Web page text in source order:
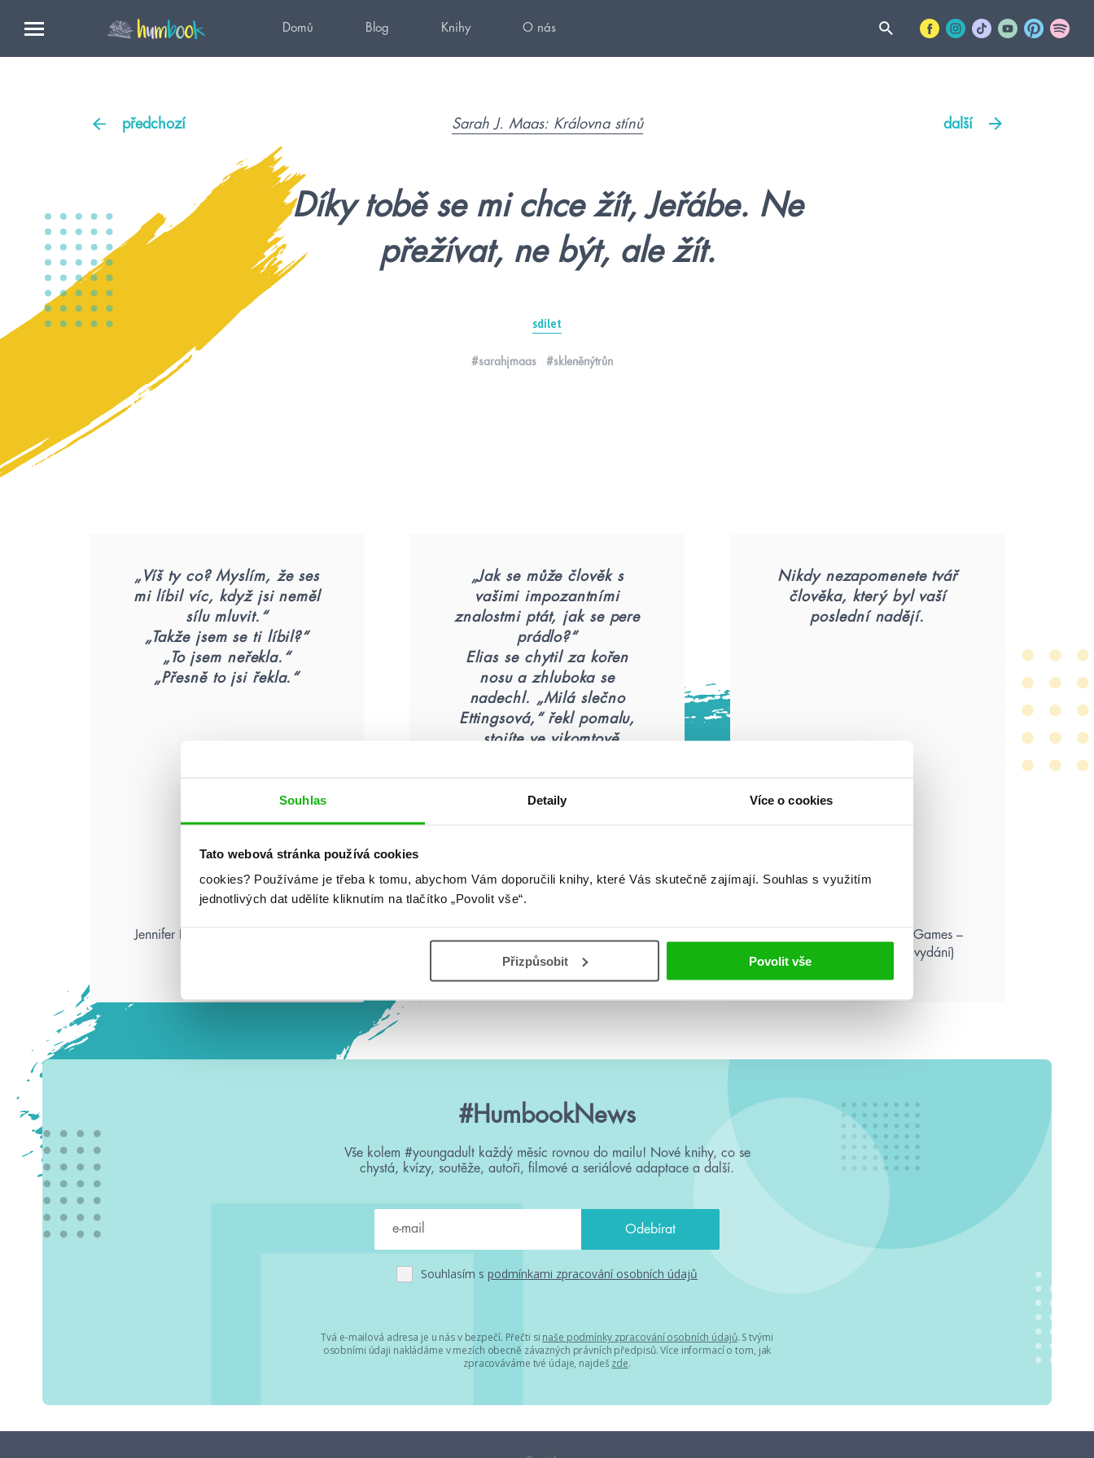
Souhlas Detaily Více o cookies
Tato webová stránka používá cookies
cookies? Používáme je třeba k tomu, abychom Vám doporučili knihy, které Vás skutečně zajímají. Souhlas s využitím
jednotlivých dat udělíte kliknutím na tlačítko „Povolit vše“.
Přizpůsobit Povolit vše
Domů Blog Knihy O nás
předchozí další
Sarah J. Maas: Královna stínů
Díky tobě se mi chce žít, Jeřábe. Ne
přežívat, ne být, ale žít.
sdílet
#sarahjmaas #skleněnýtrůn
„Víš ty co? Myslím, že ses
mi líbil víc, když jsi neměl
sílu mluvit.“
„Takže jsem se ti líbil?“
„To jsem neřekla.“
„Přesně to jsi řekla.“
Jennifer L. Armentrout: Pád zkázy
„Jak se může člověk s
vašimi impozantními
znalostmi ptát, jak se pere
prádlo?“
Elias se chytil za kořen
nosu a zhluboka se
nadechl. „Milá slečno
Ettingsová,“ řekl pomalu,
„stojíte ve vikomtově
fontáně. Copak opravdu
Olivia Atwater: Půl duše
Nikdy nezapomenete tvář
člověka, který byl vaší
poslední nadějí.
Suzanne Collins: Hunger Games –
Aréna smrti (ilustrované vydání)
#HumbookNews
Vše kolem #youngadult každý měsíc rovnou do mailu! Nové knihy, co se
chystá, kvízy, soutěže, autoři, filmové a seriálové adaptace a další.
Souhlasím s podmínkami zpracování osobních údajů
Tvá e-mailová adresa je u nás v bezpečí. Přečti si naše podmínky zpracování osobních údajů. S tvými
osobními údaji nakládáme v mezích obecně závazných právních předpisů. Více informací o tom, jak
zpracováváme tvé údaje, najdeš zde.